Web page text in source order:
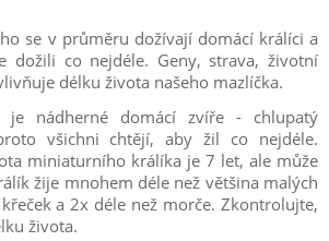
se v průměru dožívají domácí králíci a
dožili co nejdéle. Geny, strava, životní
délku života našeho mazlíčka.
je nádherné domácí zvíře - chlupatý
všichni chtějí, aby žil co nejdéle.
miniaturního králíka je 7 let, ale může
žije mnohem déle než většina malých
a 2x déle než morče. Zkontrolujte,
života.